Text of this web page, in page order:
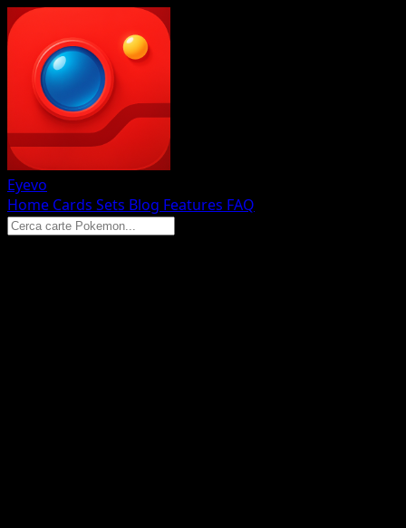
Eyevo
Home Cards Sets Blog Features FAQ